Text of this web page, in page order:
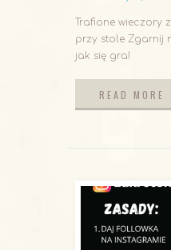
Trafione wieczory
przy stole Zgarnij
jak się gra!
READ MORE